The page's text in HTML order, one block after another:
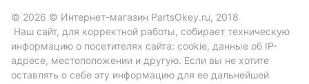
© 2026 © Интернет-магазин PartsOkey.ru, 2018
Наш сайт, для корректной работы, собирает техническую
информацию о посетителях сайта: cookie, данные об IP-
адресе, местоположении и другую. Если вы не хотите
оставлять о себе эту информацию для ее дальнейшей